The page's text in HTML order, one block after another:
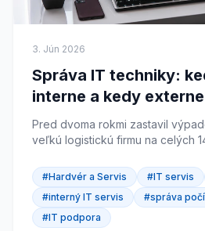
3. Jún 2026
Správa IT techniky:
interne a kedy externe
Pred dvoma rokmi zastavil
veľkú logistickú firmu na celých
#Hardvér a Servis #IT servis
#interný IT servis
#správa
#IT podpora